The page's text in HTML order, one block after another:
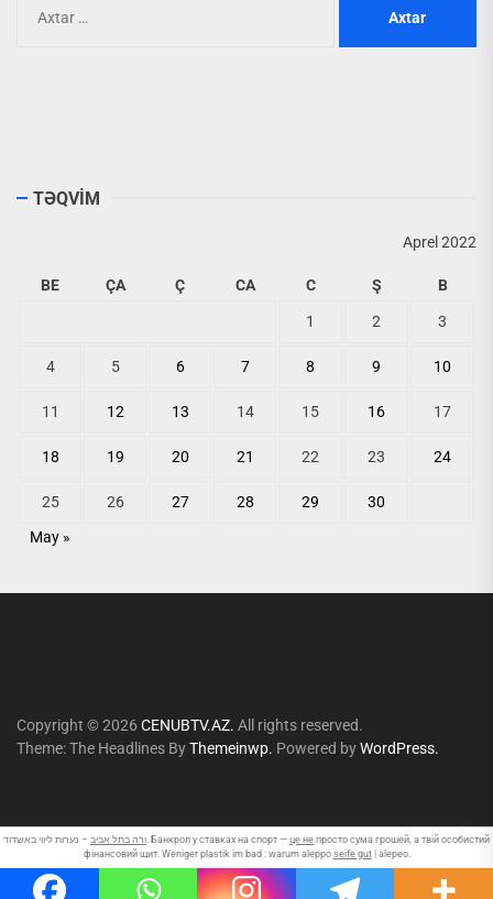
TƏQVİM
Aprel 2022
BE ÇA Ç CA C Ş B
1 2 3
4 5 6 7 8 9 10
11 12 13 14 15 16 17
18 19 20 21 22 23 24
25 26 27 28 29
30
May »
Copyright © 2026 CENUBTV.AZ. All rights reserved.
Theme: The Headlines ByThemeinwp. Powered byWordPress.
ורה בתל אביב – נערות ליווי באשדוד. Банкрол у ставках на спорт — це не просто сума грошей, а твій особистий
фінансовий щит. Weniger plastik im bad : warum aleppo seife gut| alepeo.